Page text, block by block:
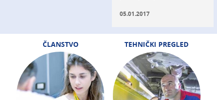
05.01.2017
ČLANSTVO TEHNIČKI PREGLED